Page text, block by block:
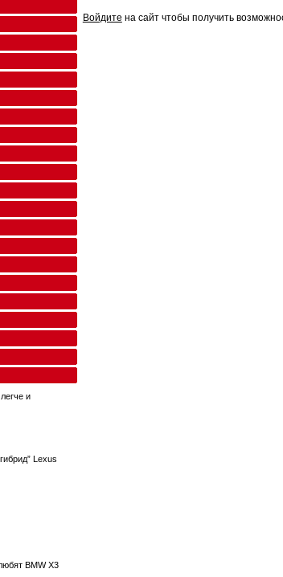
Войдите на сайт чтобы получить
и
Lexus
BMW X3